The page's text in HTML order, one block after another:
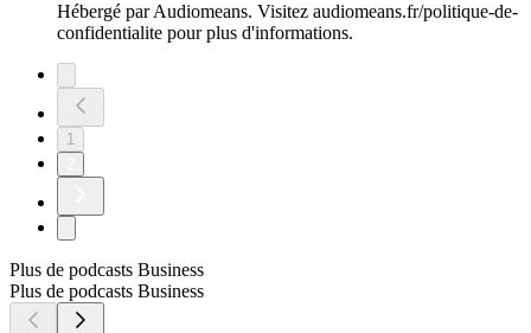
Hébergé par Audiomeans. Visitez audiomeans.fr/politique-de-
confidentialite pour plus d'informations.
1
Plus de podcasts Business
Plus de podcasts Business